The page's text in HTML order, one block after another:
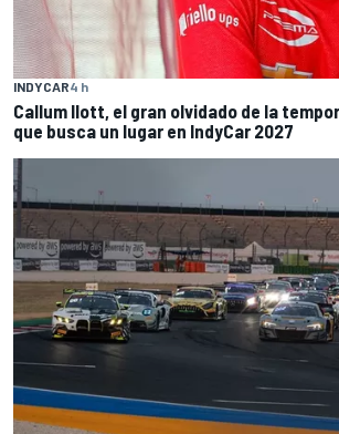
INDYCAR4 h
Callum Ilott, el gran olvidado de la
que busca un lugar en IndyCar 2027